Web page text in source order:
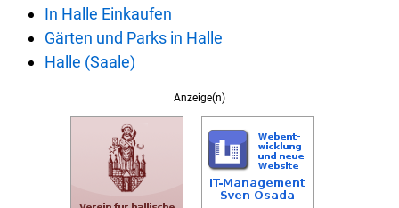
In Halle Einkaufen
Gärten und Parks in Halle
Halle (Saale)
Anzeige(n)